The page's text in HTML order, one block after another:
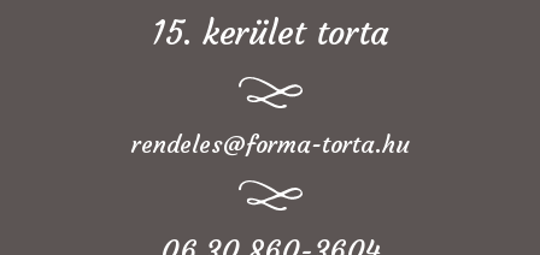
15. kerület torta
rendeles@forma-torta.hu